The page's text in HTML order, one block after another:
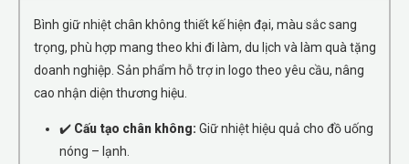
Bình giữ nhiệt chân không thiết kế hiện đại, màu sắc sang
trọng, phù hợp mang theo khi đi làm, du lịch và làm quà tặng
doanh nghiệp. Sản phẩm hỗ trợ in logo theo yêu cầu, nâng
cao nhận diện thương hiệu.
✔️ Cấu tạo chân không: Giữ nhiệt hiệu quả cho đồ uống
nóng – lạnh.